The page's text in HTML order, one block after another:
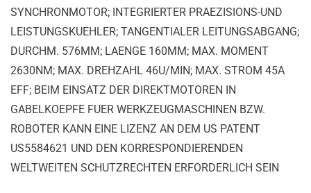
SYNCHRONMOTOR; INTEGRIERTER PRAEZISIONS-UND
LEISTUNGSKUEHLER; TANGENTIALER LEITUNGSABGANG;
DURCHM. 576MM; LAENGE 160MM; MAX. MOMENT
2630NM; MAX. DREHZAHL 46U/MIN; MAX. STROM 45A
EFF; BEIM EINSATZ DER DIREKTMOTOREN IN
GABELKOEPFE FUER WERKZEUGMASCHINEN BZW.
ROBOTER KANN EINE LIZENZ AN DEM US PATENT
US5584621 UND DEN KORRESPONDIERENDEN
WELTWEITEN SCHUTZRECHTEN ERFORDERLICH SEIN